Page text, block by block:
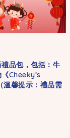
品包，包括：牛
Cheeky’s
（溫馨提示：禮品需